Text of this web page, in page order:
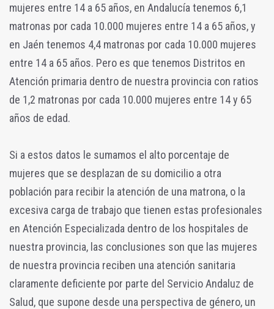
mujeres entre 14 a 65 años, en Andalucía tenemos 6,1
matronas por cada 10.000 mujeres entre 14 a 65 años, y
en Jaén tenemos 4,4 matronas por cada 10.000 mujeres
entre 14 a 65 años. Pero es que tenemos Distritos en
Atención primaria dentro de nuestra provincia con ratios
de 1,2 matronas por cada 10.000 mujeres entre 14 y 65
años de edad.
Si a estos datos le sumamos el alto porcentaje de
mujeres que se desplazan de su domicilio a otra
población para recibir la atención de una matrona, o la
excesiva carga de trabajo que tienen estas profesionales
en Atención Especializada dentro de los hospitales de
nuestra provincia, las conclusiones son que las mujeres
de nuestra provincia reciben una atención sanitaria
claramente deficiente por parte del Servicio Andaluz de
Salud, que supone desde una perspectiva de género, un